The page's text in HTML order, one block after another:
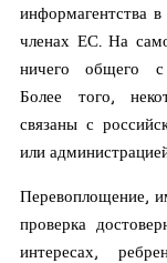
информагентства
членах ЕС. На
ничего общего
Более того,
связаны с
или
Перевоплощение,
проверка
интересах,